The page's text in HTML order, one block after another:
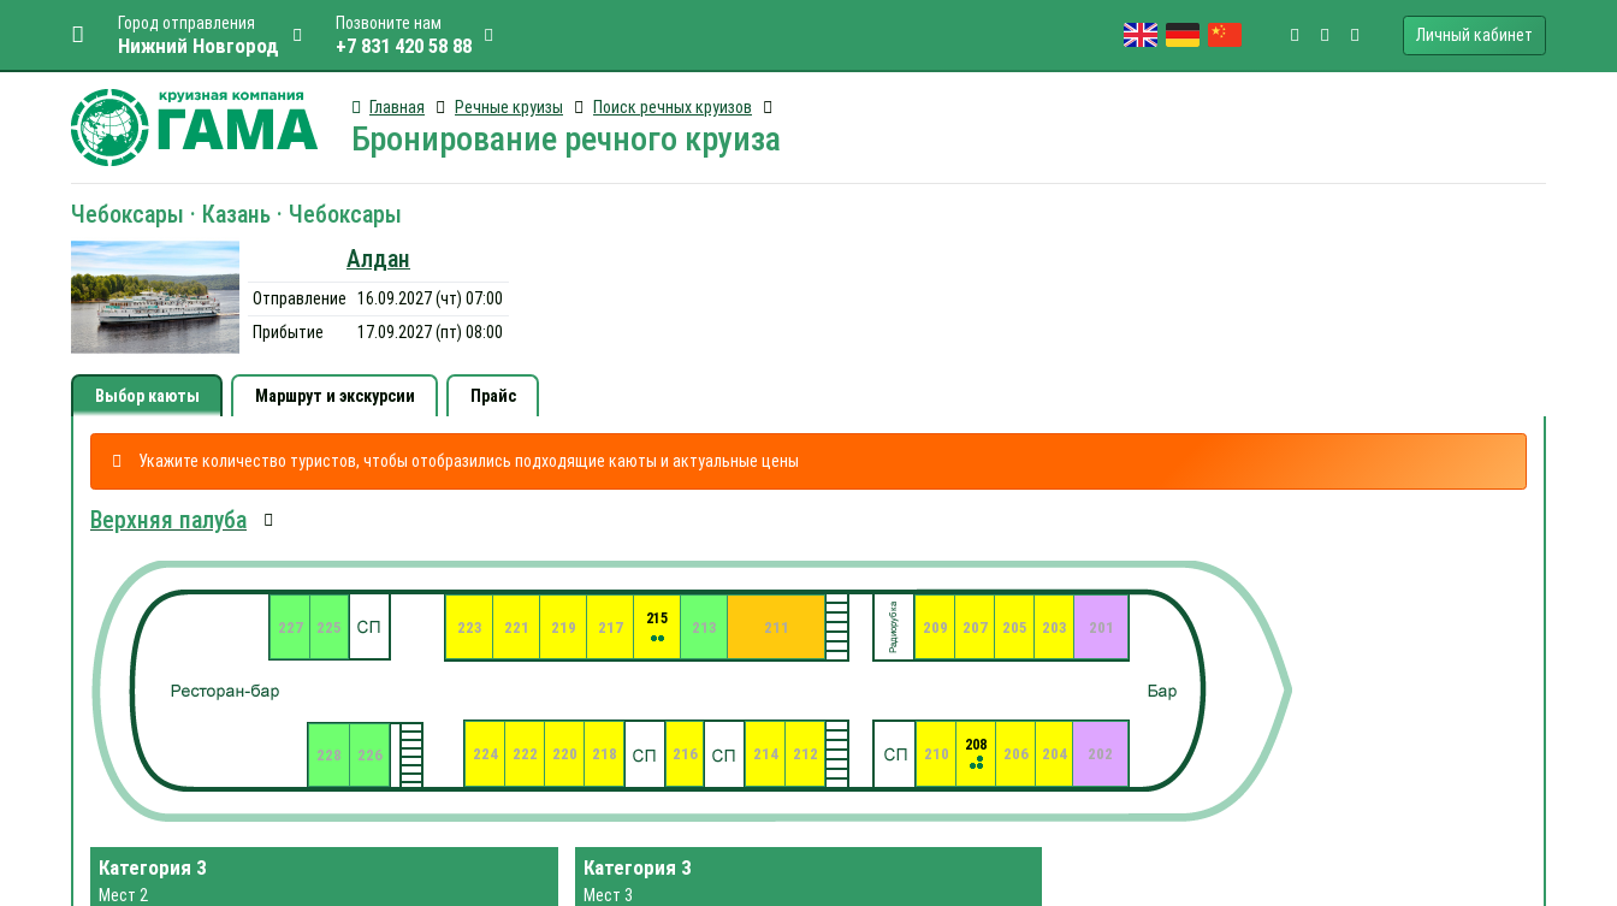
Город отправления
Нижний Новгород
Позвоните нам
+7 831 420 58 88 Личный кабинет
Главная Речные круизы Поиск речных круизов
Бронирование речного круиза
Чебоксары · Казань · Чебоксары
Алдан
Отправление
16.09.2027 (чт) 07:00
Прибытие
17.09.2027 (пт) 08:00
Выбор каюты Маршрут и экскурсии Прайс
Укажите количество туристов, чтобы отобразились подходящие каюты и актуальные цены
Верхняя палуба
201
202
203
204
205
206
207
208
209
210
211
212
213
214
215
216
217
218
219
220
221
222
223
224
225
226
227
228
Категория 3
Мест 2
Категория 3
Мест 3